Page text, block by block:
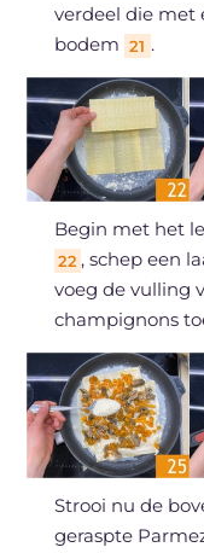
verdeel die met
bodem 21 .
Begin met het
22 , schep een
voeg de vulling
champignons
Strooi nu de
geraspte